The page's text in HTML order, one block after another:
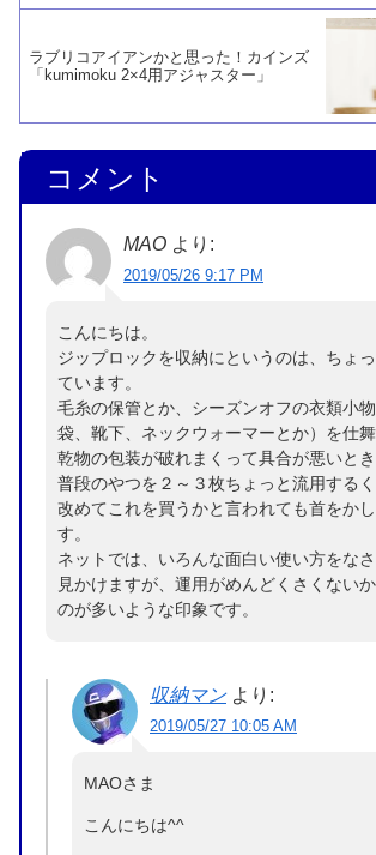
ラブリコアイアンかと思った！カインズ
「kumimoku 2×4用アジャスター」
コメント
MAO より:
2019/05/26 9:17 PM
こんにちは。
ジップロックを収納にというのは、ちょ
ています。
毛糸の保管とか、シーズンオフの衣類小
袋、靴下、ネックウォーマーとか）を仕舞
乾物の包装が破れまくって具合が悪いとき
普段のやつを２～３枚ちょっと流用するく
改めてこれを買うかと言われても首をか
す。
ネットでは、いろんな面白い使い方をな
見かけますが、運用がめんどくさくない
のが多いような印象です。
収納マン より:
2019/05/27 10:05 AM
MAOさま
こんにちは^^